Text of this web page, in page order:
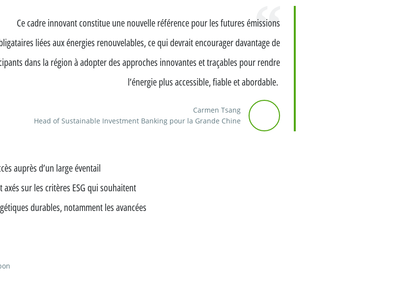
Ce cadre innovant constitue une nouvelle référence pour les futures émissions
liées aux énergies renouvelables, ce qui devrait encourager davantage de
dans la région à adopter des approches innovantes et traçables pour rendre
l’énergie plus accessible, fiable et abordable.
Carmen Tsang
Head of Sustainable Investment Banking pour la Grande Chine
auprès d’un large éventail
sur les critères ESG qui souhaitent
durables, notamment les avancées